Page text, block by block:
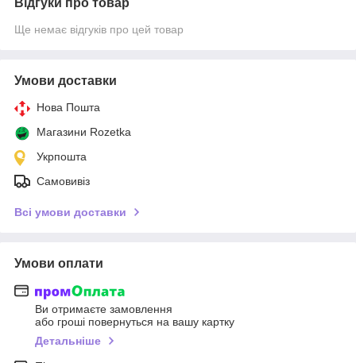
Відгуки про товар
Ще немає відгуків про цей товар
Умови доставки
Нова Пошта
Магазини Rozetka
Укрпошта
Самовивіз
Всі умови доставки
Умови оплати
Ви отримаєте замовлення
або гроші повернуться на вашу картку
Детальніше